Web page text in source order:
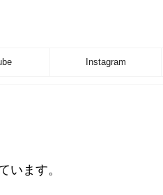
Instagram
います。